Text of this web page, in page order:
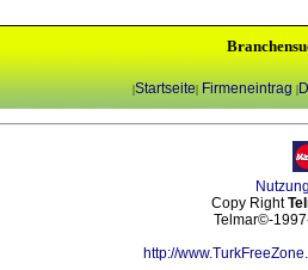
|Startseite| Firmeneintrag |
Copy Right
Telmar©-
http://